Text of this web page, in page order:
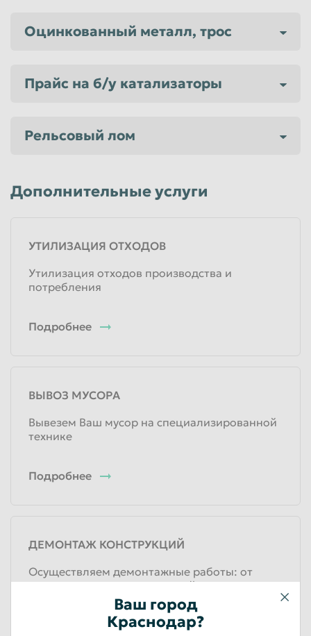
Оцинкованный металл, трос
Прайс на б/у катализаторы
Рельсовый лом
Дополнительные услуги
УТИЛИЗАЦИЯ ОТХОДОВ
Утилизация отходов производства и
потребления
Подробнее
ВЫВОЗ МУСОРА
Вывезем Ваш мусор на специализированной
технике
Подробнее
ДЕМОНТАЖ КОНСТРУКЦИЙ
Осуществляем демонтажные работы: от
резки металлических гаражей до сноса
зданий и сооружений!Ваш город
Краснодар?